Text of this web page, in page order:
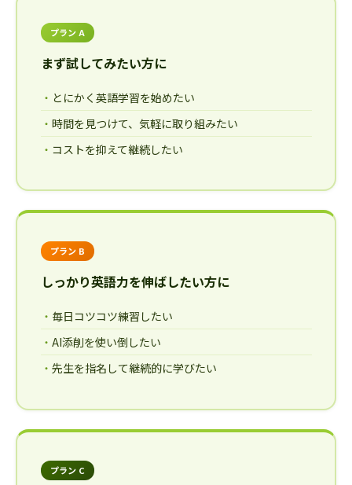
プラン A
まず試してみたい方に
とにかく英語学習を始めたい
時間を見つけて、気軽に取り組みたい
コストを抑えて継続したい
プラン B
しっかり英語力を伸ばしたい方に
毎日コツコツ練習したい
AI添削を使い倒したい
先生を指名して継続的に学びたい
プラン C